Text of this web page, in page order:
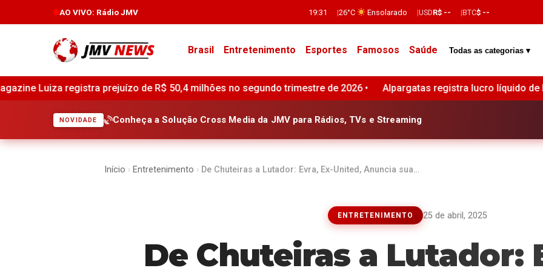
AO VIVO: Rádio JMV 19:31 26°C Ensolarado USDR$ -- BTC$ --
Brasil Entretenimento Esportes Famosos Saúde Todas as categorias ▾
milhões no segundo trimestre de 2026 • Alpargatas registra lucro líquido de R$ 170 milhões no segundo
NOVIDADE Conheça a Solução Cross Media da JMV para Rádios, TVs e Streaming
Início › Entretenimento › De Chuteiras a Lutador: Evra, Ex-United, Anuncia sua…
ENTRETENIMENTO 25 de abril, 2025
De Chuteiras a Lutador: